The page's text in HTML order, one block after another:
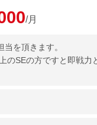
/月
を頂きます。
のSEの方ですと即戦力